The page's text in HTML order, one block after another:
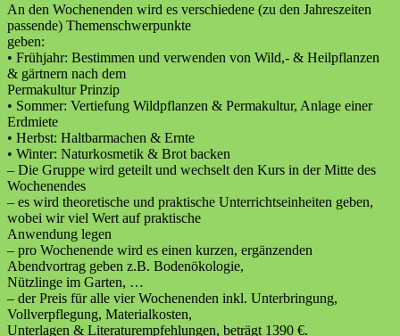
An den Wochenenden wird es verschiedene (zu den Jahreszeiten
passende) Themenschwerpunkte
geben:
• Frühjahr: Bestimmen und verwenden von Wild,- & Heilpflanzen
& gärtnern nach dem
Permakultur Prinzip
• Sommer: Vertiefung Wildpflanzen & Permakultur, Anlage einer
Erdmiete
• Herbst: Haltbarmachen & Ernte
• Winter: Naturkosmetik & Brot backen
– Die Gruppe wird geteilt und wechselt den Kurs in der Mitte des
Wochenendes
– es wird theoretische und praktische Unterrichtseinheiten geben,
wobei wir viel Wert auf praktische
Anwendung legen
– pro Wochenende wird es einen kurzen, ergänzenden
Abendvortrag geben z.B. Bodenökologie,
Nützlinge im Garten, …
– der Preis für alle vier Wochenenden inkl. Unterbringung,
Vollverpflegung, Materialkosten,
Unterlagen & Literaturempfehlungen, beträgt 1390 €.